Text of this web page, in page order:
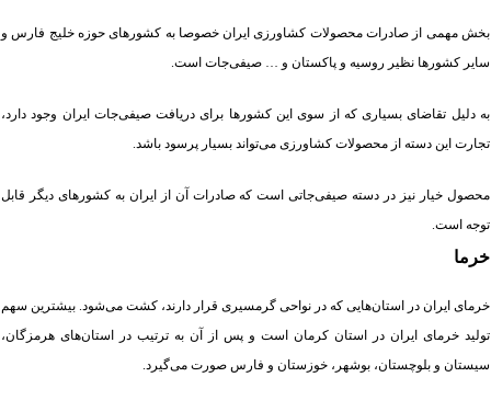
بخش مهمی از صادرات محصولات کشاورزی ایران خصوصا به کشورهای حوزه خلیج فارس و
سایر کشورها نظیر روسیه و پاکستان و … صیفی‌جات است.
به دلیل تقاضای بسیاری که از سوی این کشورها برای دریافت صیفی‌جات ایران وجود دارد،
تجارت این دسته از محصولات کشاورزی می‌تواند بسیار پرسود باشد.
محصول خیار نیز در دسته صیفی‌جاتی است که صادرات آن از ایران به کشورهای دیگر قابل
توجه است.
خرما
خرمای ایران در استان‌هایی که در نواحی گرمسیری قرار دارند، کشت می‌شود. بیشترین سهم
تولید خرمای ایران در استان کرمان است و پس از آن به ترتیب در استان‌های هرمزگان،
سیستان و بلوچستان، بوشهر، خوزستان و فارس صورت می‌گیرد.